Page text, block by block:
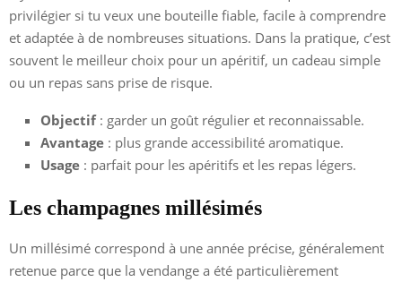
privilégier si tu veux une bouteille fiable, facile à comprendre
et adaptée à de nombreuses situations. Dans la pratique, c’est
souvent le meilleur choix pour un apéritif, un cadeau simple
ou un repas sans prise de risque.
Objectif: garder un goût régulier et reconnaissable.
Avantage : plus grande accessibilité aromatique.
Usage : parfait pour les apéritifs et les repas légers.
Les champagnes millésimés
Un millésimé correspond à une année précise, généralement
retenue parce que la vendange a été particulièrement